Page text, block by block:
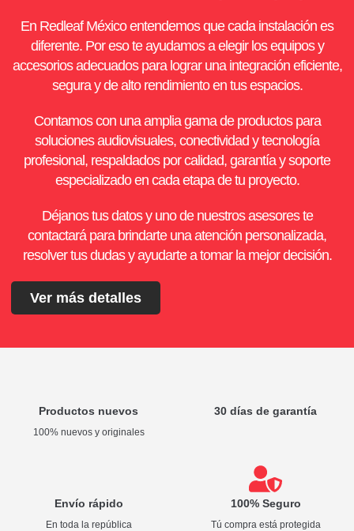
En Redleaf México entendemos que cada instalación es
diferente. Por eso te ayudamos a elegir los equipos y
accesorios adecuados para lograr una integración eficiente,
segura y de alto rendimiento en tus espacios.
Contamos con una amplia gama de productos para
soluciones audiovisuales, conectividad y tecnología
profesional, respaldados por calidad, garantía y soporte
especializado en cada etapa de tu proyecto.
Déjanos tus datos y uno de nuestros asesores te
contactará para brindarte una atención personalizada,
resolver tus dudas y ayudarte a tomar la mejor decisión.
Ver más detalles
Productos nuevos
100% nuevos y originales
30 días de garantía
Envío rápido
En toda la república
100% Seguro
Tú compra está protegida